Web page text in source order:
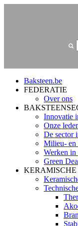
Baksteen.be
FEDERATIE
Over ons
Innovatie
Onze
De sector
Milieu- en
Werken in
Green